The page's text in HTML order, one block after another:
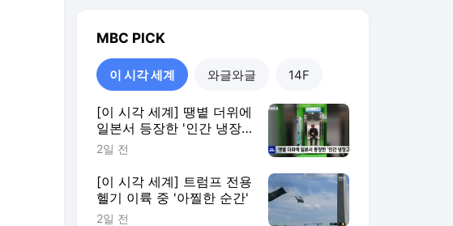
MBC PICK
이 시각 세계 와글와글 14F
[이 시각 세계] 땡볕 더위에
일본서 등장한 '인간 냉장
고'
2일 전
[이 시각 세계] 트럼프 전용
헬기 이륙 중 '아찔한 순간'
2일 전